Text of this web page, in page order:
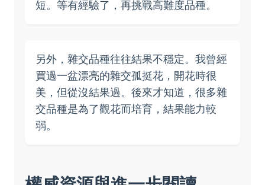
短。等有經驗了，再挑戰高難度品種。
另外，雜交品種往往結果不穩定。我曾經
買過一盆漂亮的雜交孤挺花，開花時很
美，但從沒結果過。後來才知道，很多雜
交品種是為了觀花而培育，結果能力較
弱。